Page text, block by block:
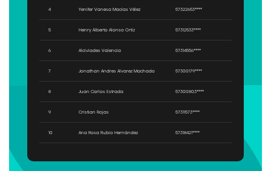
4 Yenifer Vanesa Macías Vélez 57322653****
5 Henry Alberto Alonso Ortiz 57312533****
6 Alciviades Valencia 57314556****
7 Jonathan Andres Alvarez Machado 57300179****
8 Juan Carlos Estrada 57300803****
9 Cristian Rojas 57311573****
10 Ana Rosa Rubio Hernández 57318421****